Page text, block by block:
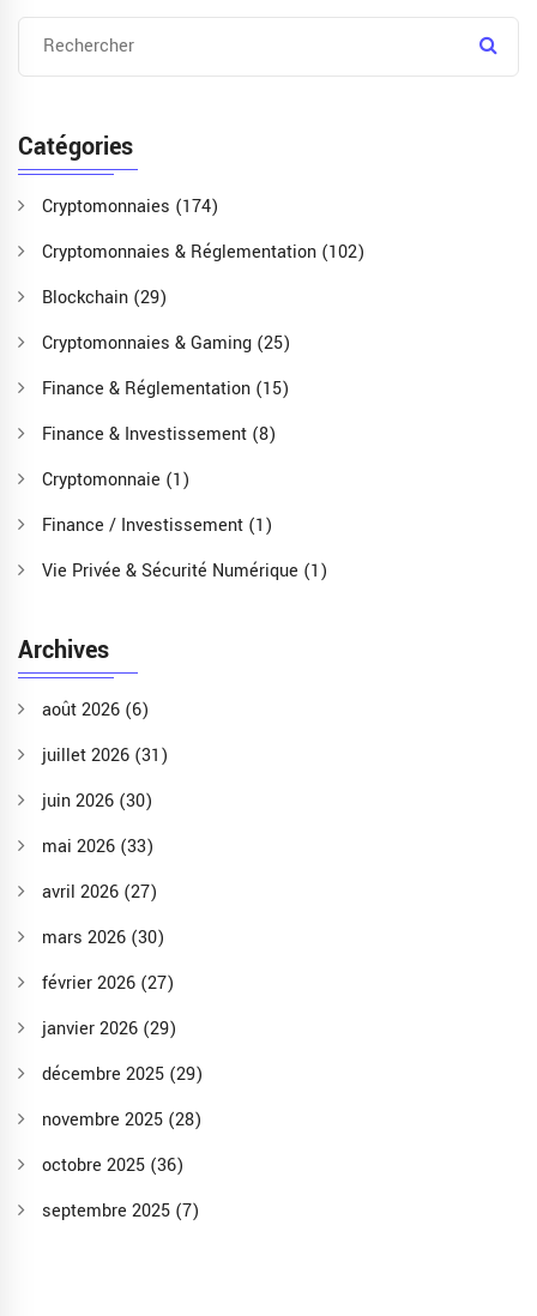
Catégories
Cryptomonnaies (174)
Cryptomonnaies & Réglementation (102)
Blockchain (29)
Cryptomonnaies & Gaming (25)
Finance & Réglementation (15)
Finance & Investissement (8)
Cryptomonnaie (1)
Finance / Investissement (1)
Vie Privée & Sécurité Numérique (1)
Archives
août 2026 (6)
juillet 2026 (31)
juin 2026 (30)
mai 2026 (33)
avril 2026 (27)
mars 2026 (30)
février 2026 (27)
janvier 2026 (29)
décembre 2025 (29)
novembre 2025 (28)
octobre 2025 (36)
septembre 2025 (7)